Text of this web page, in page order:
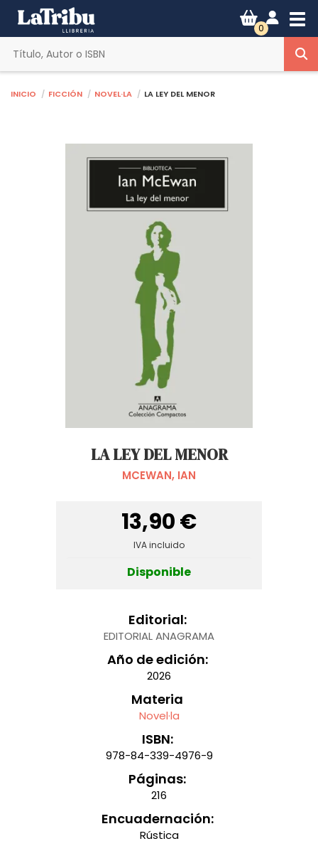
0
Inicio Ficción Novel·la LA LEY DEL MENOR
LA LEY DEL MENOR
MCEWAN, IAN
13,90 €
IVA incluido
Disponible
Editorial:
EDITORIAL ANAGRAMA
Año de edición:
2026
Materia
Novel·la
ISBN:
978-84-339-4976-9
Páginas:
216
Encuadernación:
Rústica